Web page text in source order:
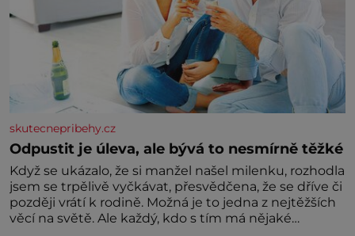
skutecnepribehy.cz
Odpustit je úleva, ale bývá to nesmírně těžké
Když se ukázalo, že si manžel našel milenku, rozhodla
jsem se trpělivě vyčkávat, přesvědčena, že se dříve či
později vrátí k rodině. Možná je to jedna z nejtěžších
věcí na světě. Ale každý, kdo s tím má nějaké